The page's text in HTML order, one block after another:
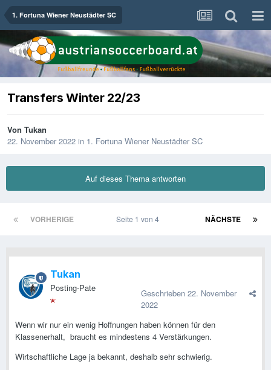
1. Fortuna Wiener Neustädter SC
Transfers Winter 22/23
Von Tukan
22. November 2022 in 1. Fortuna Wiener Neustädter SC
Auf dieses Thema antworten
VORHERIGE NÄCHSTE
Seite 1 von 4
Tukan
Posting-Pate Geschrieben 22. November
2022
Wenn wir nur ein wenig Hoffnungen haben können für den
Klassenerhalt, braucht es mindestens 4 Verstärkungen.
Wirtschaftliche Lage ja bekannt, deshalb sehr schwierig.